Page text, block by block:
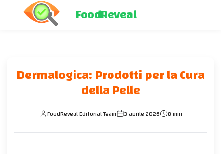
FoodReveal
Dermalogica: Prodotti per la Cura
della Pelle
FoodReveal Editorial Team 3 aprile 2026 8 min